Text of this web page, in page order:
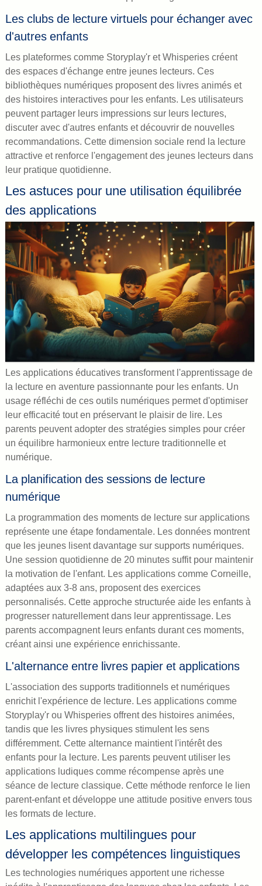
Les clubs de lecture virtuels pour échanger avec
d'autres enfants
Les plateformes comme Storyplay'r et Whisperies créent
des espaces d'échange entre jeunes lecteurs. Ces
bibliothèques numériques proposent des livres animés et
des histoires interactives pour les enfants. Les utilisateurs
peuvent partager leurs impressions sur leurs lectures,
discuter avec d'autres enfants et découvrir de nouvelles
recommandations. Cette dimension sociale rend la lecture
attractive et renforce l'engagement des jeunes lecteurs dans
leur pratique quotidienne.
Les astuces pour une utilisation équilibrée
des applications
Les applications éducatives transforment l'apprentissage de
la lecture en aventure passionnante pour les enfants. Un
usage réfléchi de ces outils numériques permet d'optimiser
leur efficacité tout en préservant le plaisir de lire. Les
parents peuvent adopter des stratégies simples pour créer
un équilibre harmonieux entre lecture traditionnelle et
numérique.
La planification des sessions de lecture
numérique
La programmation des moments de lecture sur applications
représente une étape fondamentale. Les données montrent
que les jeunes lisent davantage sur supports numériques.
Une session quotidienne de 20 minutes suffit pour maintenir
la motivation de l'enfant. Les applications comme Corneille,
adaptées aux 3-8 ans, proposent des exercices
personnalisés. Cette approche structurée aide les enfants à
progresser naturellement dans leur apprentissage. Les
parents accompagnent leurs enfants durant ces moments,
créant ainsi une expérience enrichissante.
L'alternance entre livres papier et applications
L'association des supports traditionnels et numériques
enrichit l'expérience de lecture. Les applications comme
Storyplay'r ou Whisperies offrent des histoires animées,
tandis que les livres physiques stimulent les sens
différemment. Cette alternance maintient l'intérêt des
enfants pour la lecture. Les parents peuvent utiliser les
applications ludiques comme récompense après une
séance de lecture classique. Cette méthode renforce le lien
parent-enfant et développe une attitude positive envers tous
les formats de lecture.
Les applications multilingues pour
développer les compétences linguistiques
Les technologies numériques apportent une richesse